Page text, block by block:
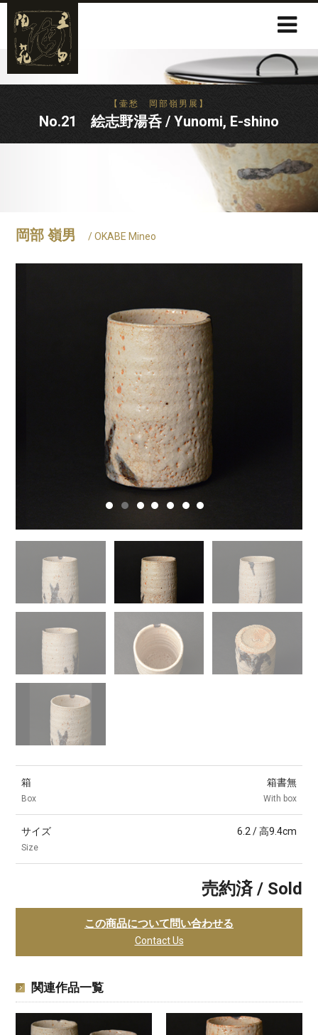
【壷愁 岡部嶺男展】
No.21 絵志野湯呑 / Yunomi, E-shino
岡部 嶺男 / OKABE Mineo
箱
Box
箱書無
With box
サイズ
Size
6.2 / 高9.4cm
売約済 / Sold
この商品について問い合わせる
Contact Us
関連作品一覧